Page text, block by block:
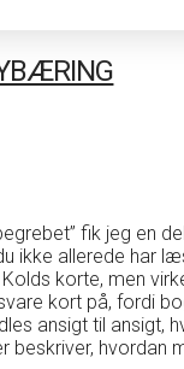
fik jeg en
ikke allerede har
korte, men
kort på, fordi
ansigt til ansigt,
beskriver, hvordan